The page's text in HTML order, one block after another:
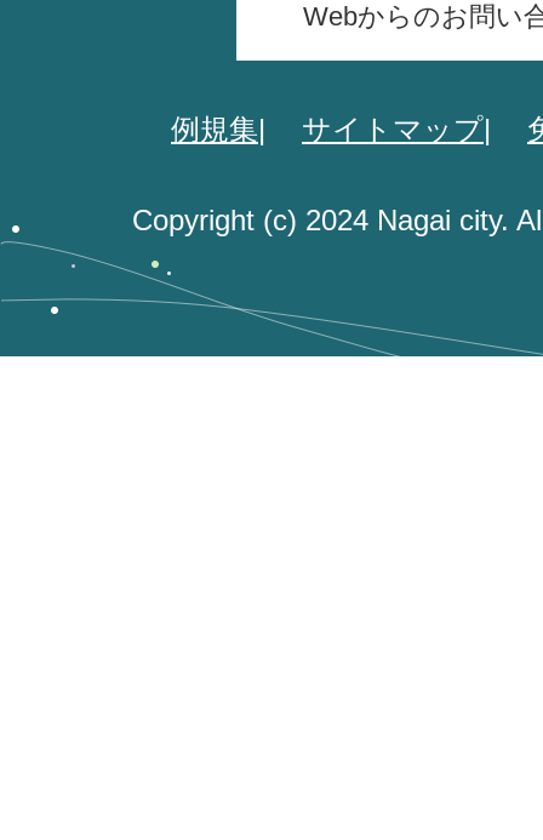
Webからのお問い
例規集 サイトマップ
Copyright (c) 2024 Nagai city.